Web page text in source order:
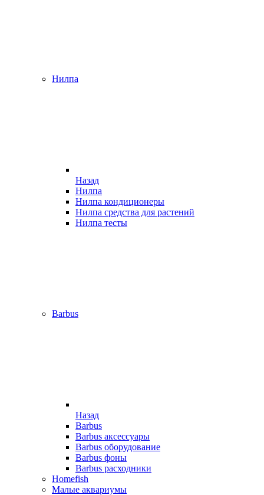
Нилпа
Назад
Нилпа
Нилпа кондиционеры
Нилпа средства для растений
Нилпа тесты
Barbus
Назад
Barbus
Barbus аксессуары
Barbus оборудование
Barbus фоны
Barbus расходники
Homefish
Малые аквариумы